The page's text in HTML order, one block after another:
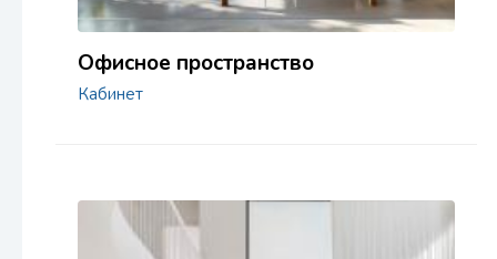
Офисное пространство
Кабинет